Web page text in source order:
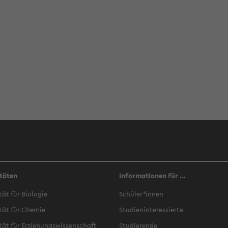
für Bio­lo­gie
für Che­mie
für Er­zie­hungs­wis­sen­schaft
Informationen für ...
Schü­ler*innen
Stu­di­en­in­ter­es­sier­te
Stu­die­ren­de